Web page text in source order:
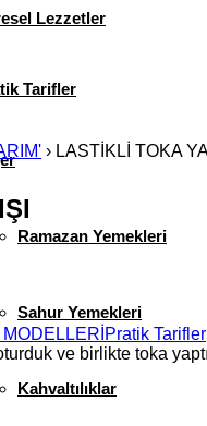
Lezzetler
Tarifler
Ramazan Yemekleri
Sahur Yemekleri
Kahvaltılıklar
› LASTİKLİ TOKA
Pratik Tarifler